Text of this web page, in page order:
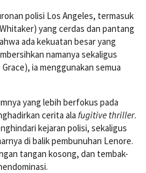
polisi Los Angeles, termasuk
yang cerdas dan pantang
ada kekuatan besar yang
namanya sekaligus
ia menggunakan semua
yang lebih berfokus pada
cerita ala fugitive thriller.
kejaran polisi, sekaligus
di balik pembunuhan Lenore.
tangan kosong, dan tembak-